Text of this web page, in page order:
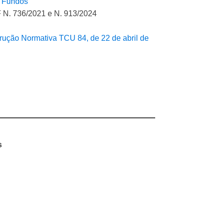
736/2021 e N. 913/2024
Normativa TCU 84, de 22 de abril de